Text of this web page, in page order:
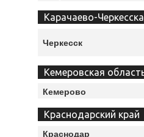
Карачаево-
Черкесск
Кемеровская
Кемерово
Краснодарский край
Краснодар